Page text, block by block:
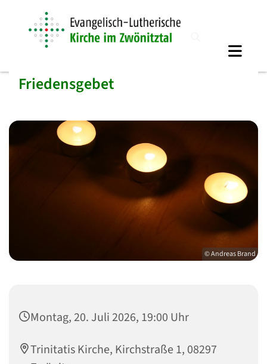
Friedensgebet
© Andreas Brand
Montag, 20. Juli 2026, 19:00 Uhr
Trinitatis Kirche, Kirchstraße 1, 08297